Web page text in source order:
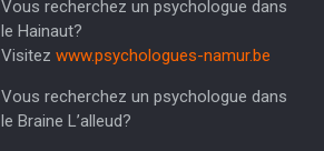
Vous recherchez un psychologue dans
le Hainaut?
Visitez www.psychologues-namur.be
Vous recherchez un psychologue dans
le Braine L’alleud?